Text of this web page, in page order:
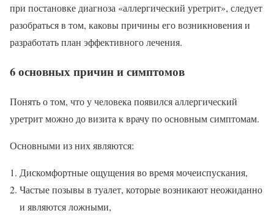
при постановке диагноза «аллергический уретрит», следует
разобраться в том, каковы причины его возникновения и
разработать план эффективного лечения.
6 основных причин и симптомов
Понять о том, что у человека появился аллергический
уретрит можно до визита к врачу по основным симптомам.
Основными из них являются:
Дискомфортные ощущения во время мочеиспускания,
Частые позывы в туалет, которые возникают неожиданно
и являются ложными,